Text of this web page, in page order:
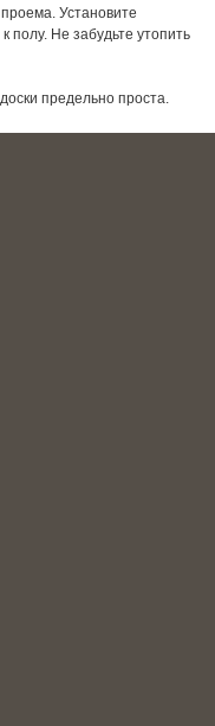
Установите
полу. Не забудьте утопить
предельно проста.